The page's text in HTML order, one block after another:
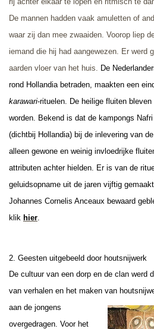
De mannen hadden vaak amuletten of
waar zij dan mee zwaaiden. Voorop liep
iemand die hij had aangewezen. Er werd
aarden vloer van het huis.
De
rond Hollandia betraden, maakten een
karawari-rituelen. De heilige fluiten
worden. Bekend is dat de kampongs
(dichtbij Hollandia) bij de inlevering van
alleen gewone en weinig invloedrijke
attributen achter hielden. Er is van de
geluidsopname uit de jaren vijftig
Johannes Cornelis Anceaux bewaard
klik hier
2. Geesten uitgebeeld door houtsnijwerk
De cultuur van een dorp en de clan werd
van verhalen en het maken van
aan de jongens
overgedragen. Voor het